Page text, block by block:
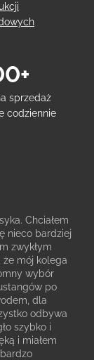
sprzedaż
codziennie
Chciałem
nieco bardziej
zwykłym
że mój kolega
wybór
po
dla
odbywa
szybko i
i miałem